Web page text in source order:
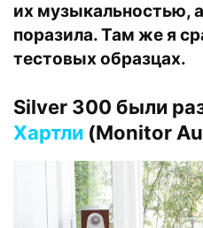
их музыкальностью,
поразила. Там же я
тестовых образцах.
Silver 300 были
Хартли (Monitor